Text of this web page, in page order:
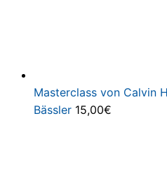
Masterclass von Calvin
Bässler 15,00€